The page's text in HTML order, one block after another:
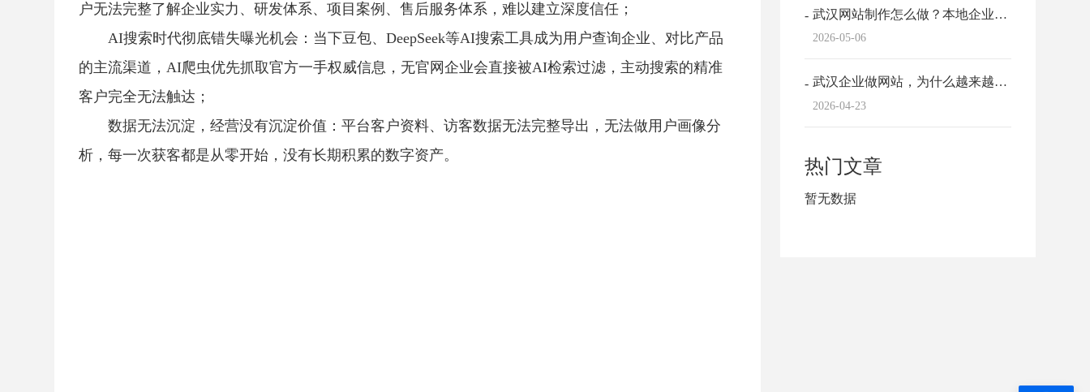
户无法完整了解企业实力、研发体系、项目案例、售后服务体系，难以建立深度信任；
AI搜索时代彻底错失曝光机会：当下豆包、DeepSeek等AI搜索工具成为用户查询企业、对比产品
的主流渠道，AI爬虫优先抓取官方一手权威信息，无官网企业会直接被AI检索过滤，主动搜索的精准
客户完全无法触达；
数据无法沉淀，经营没有沉淀价值：平台客户资料、访客数据无法完整导出，无法做用户画像分
析，每一次获客都是从零开始，没有长期积累的数字资产。
武汉网站制作怎么做？本地企业建站选对专业...
2026-05-06
武汉企业做网站，为什么越来越多的老板选择...
2026-04-23
热门文章
暂无数据